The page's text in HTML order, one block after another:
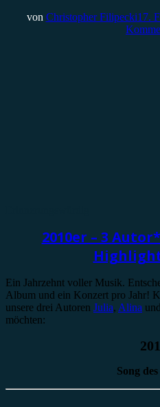
von Christopher Filipecki17.
2010er – 3
Ein Jahrzehnt voller Musik.
Album und ein Konzert pro Jahr!
unsere drei Autoren Julia, Alina und
möchten:
Song